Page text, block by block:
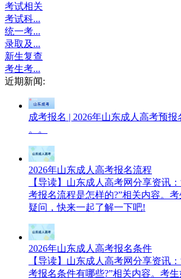
考试相关
考试科...
统一考...
录取及...
新生复查
考生考...
近期新闻:
成考报名 | 2026年山东成人高考预报
。。
2026年山东成人高考报名流程
【导读】山东成人高考网分享资讯
考报名流程是怎样的?”相关内容。
疑问，快来一起了解一下吧!
2026年山东成人高考报名条件
【导读】山东成人高考网分享资讯
考报名条件有哪些?”相关内容。考